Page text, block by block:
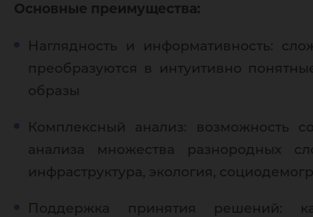
Основные преимущества:
Наглядность и информативность:
преобразуются в интуитивно
образы
Комплексный анализ: возможность
анализа множества разнородных
инфраструктура, экология,
Поддержка принятия решений: